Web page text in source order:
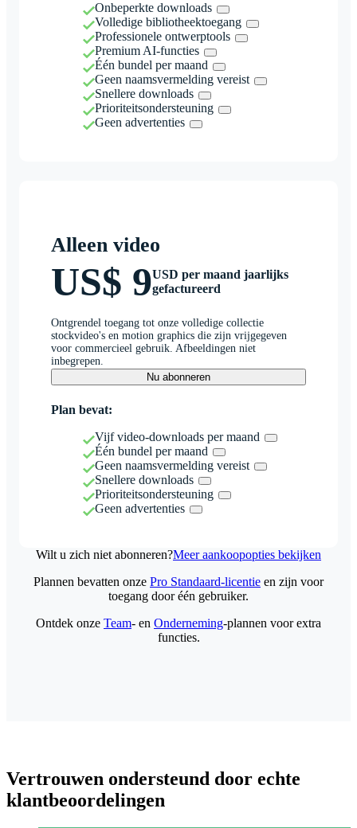
Onbeperkte downloads
Volledige bibliotheektoegang
Professionele ontwerptools
Premium AI-functies
Één bundel per maand
Geen naamsvermelding vereist
Snellere downloads
Prioriteitsondersteuning
Geen advertenties
Alleen video
US$ 9USD per maand jaarlijks
gefactureerd
Ontgrendel toegang tot onze volledige collectie
stockvideo's en motion graphics die zijn vrijgegeven
voor commercieel gebruik. Afbeeldingen niet
inbegrepen.
Nu abonneren
Plan bevat:
Vijf video-downloads per maand
Één bundel per maand
Geen naamsvermelding vereist
Snellere downloads
Prioriteitsondersteuning
Geen advertenties
Wilt u zich niet abonneren?Meer aankoopopties bekijken
Plannen bevatten onze Pro Standaard-licentie en zijn voor
toegang door één gebruiker.
Ontdek onze Team- en Onderneming-plannen voor extra
functies.
Vertrouwen ondersteund door echte
klantbeoordelingen